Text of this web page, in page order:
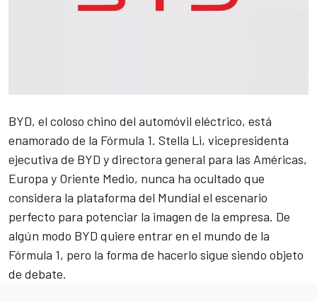
BYD, el coloso chino del automóvil eléctrico, está
enamorado de la Fórmula 1. Stella Li, vicepresidenta
ejecutiva de BYD y directora general para las Américas,
Europa y Oriente Medio, nunca ha ocultado que
considera la plataforma del Mundial el escenario
perfecto para potenciar la imagen de la empresa. De
algún modo BYD quiere entrar en el mundo de la
Fórmula 1, pero la forma de hacerlo sigue siendo objeto
de debate.